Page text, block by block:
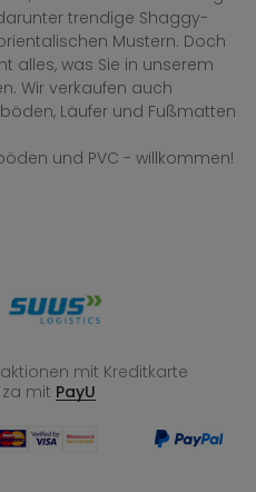
trendige Shaggy-
Mustern. Doch
alles, was Sie in unserem
Wir verkaufen auch
Läufer und Fußmatten
und PVC - willkommen!
mit Kreditkarte
mit PayU